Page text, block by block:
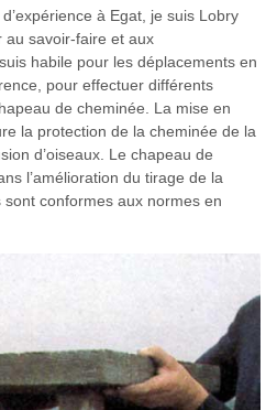
à Egat, je suis Lobry
au savoir-faire et aux
habile pour les déplacements en
pour effectuer différents
de cheminée. La mise en
la protection de la cheminée de la
d’oiseaux. Le chapeau de
l’amélioration du tirage de la
conformes aux normes en